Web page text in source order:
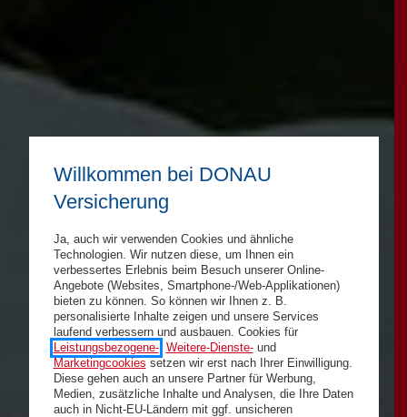
Willkommen bei DONAU
Versicherung
Ja, auch wir verwenden Cookies und ähnliche
Technologien. Wir nutzen diese, um Ihnen ein
verbessertes Erlebnis beim Besuch unserer Online-
Angebote (Websites, Smartphone-/Web-Applikationen)
bieten zu können. So können wir Ihnen z. B.
personalisierte Inhalte zeigen und unsere Services
laufend verbessern und ausbauen. Cookies für
Leistungsbezogene-, Weitere-Dienste-und
Marketingcookies setzen wir erst nach Ihrer Einwilligung.
Diese gehen auch an unsere Partner für Werbung,
Medien, zusätzliche Inhalte und Analysen, die Ihre Daten
auch in Nicht-EU-Ländern mit ggf. unsicheren